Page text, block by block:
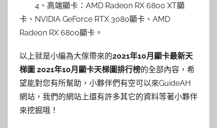
4、高端顯卡：AMD Radeon RX 6800 XT顯
卡、NVIDIA GeForce RTX 3080顯卡、AMD
Radeon RX 6800顯卡。
以上就是小編為大傢帶來的2021年10月顯卡最新天
梯圖 2021年10月顯卡天梯圖排行榜的全部內容，希
望能對您有所幫助，小夥伴們有空可以來GuideAH
網站，我們的網站上還有許多其它的資料等著小夥伴
來挖掘哦！